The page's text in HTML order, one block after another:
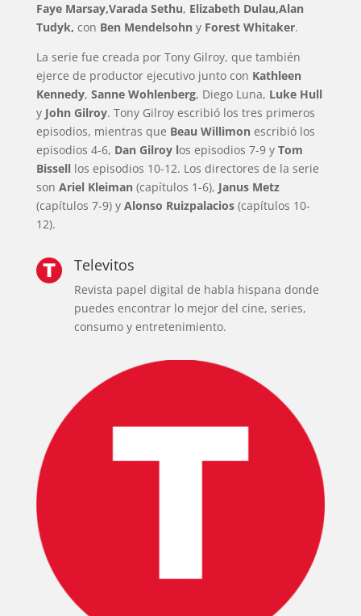
Faye Marsay,Varada Sethu, Elizabeth Dulau,Alan
Tudyk, con Ben Mendelsohn y Forest Whitaker.
La serie fue creada por Tony Gilroy, que también
ejerce de productor ejecutivo junto con Kathleen
Kennedy, Sanne Wohlenberg, Diego Luna, Luke Hull
y John Gilroy. Tony Gilroy escribió los tres primeros
episodios, mientras que Beau Willimon escribió los
episodios 4-6, Dan Gilroy los episodios 7-9 y Tom
Bissell los episodios 10-12. Los directores de la serie
son Ariel Kleiman (capítulos 1-6), Janus Metz
(capítulos 7-9) y Alonso Ruizpalacios(capítulos 10-
12).
Televitos
Revista papel digital de habla hispana donde
puedes encontrar lo mejor del cine, series,
consumo y entretenimiento.